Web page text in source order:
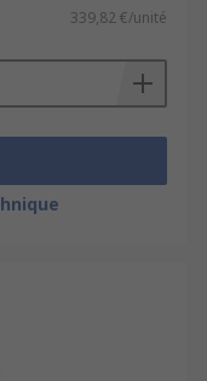
339,82 €/unité